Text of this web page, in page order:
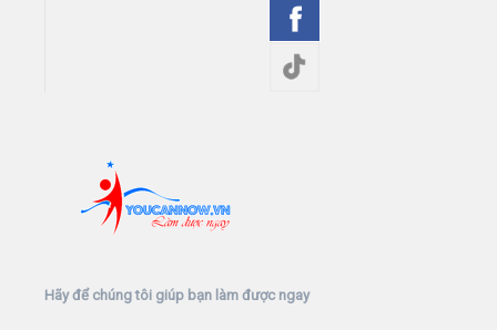
Hãy để chúng tôi giúp bạn làm được ngay